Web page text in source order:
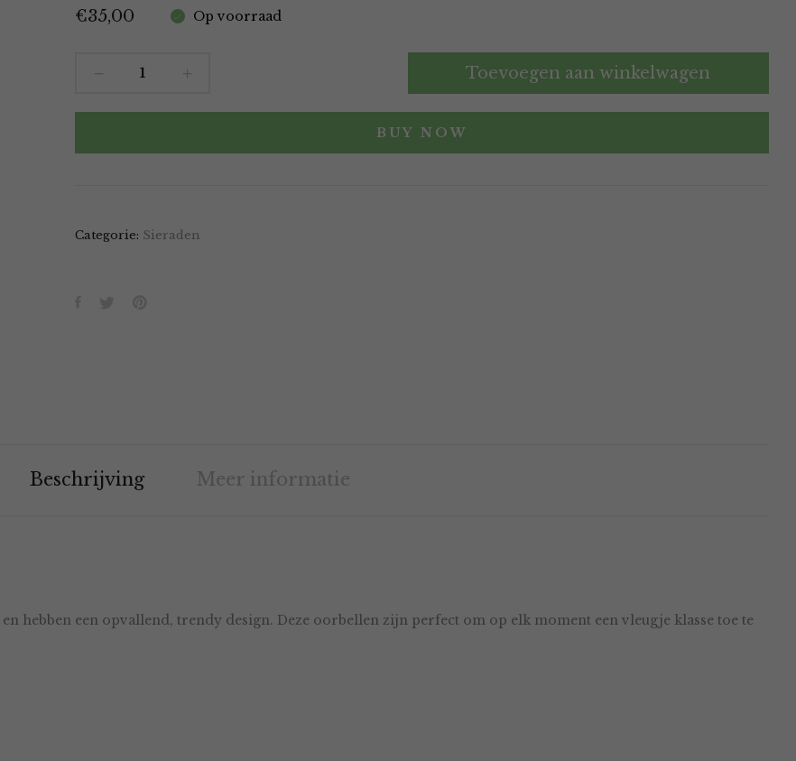
€35,00 Op voorraad
Flow
quantity
Toevoegen aan winkelwagen
BUY NOW
Categorie: Sieraden
Beschrijving Meer informatie
en hebben een opvallend, trendy design. Deze oorbellen zijn perfect om op elk moment een vleugje klasse toe te